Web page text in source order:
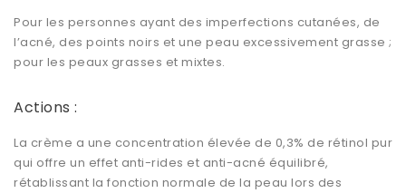
Pour les personnes ayant des imperfections cutanées, de
l’acné, des points noirs et une peau excessivement grasse ;
pour les peaux grasses et mixtes.
Actions :
La crème a une concentration élevée de 0,3% de rétinol pur
qui offre un effet anti-rides et anti-acné équilibré,
rétablissant la fonction normale de la peau lors des